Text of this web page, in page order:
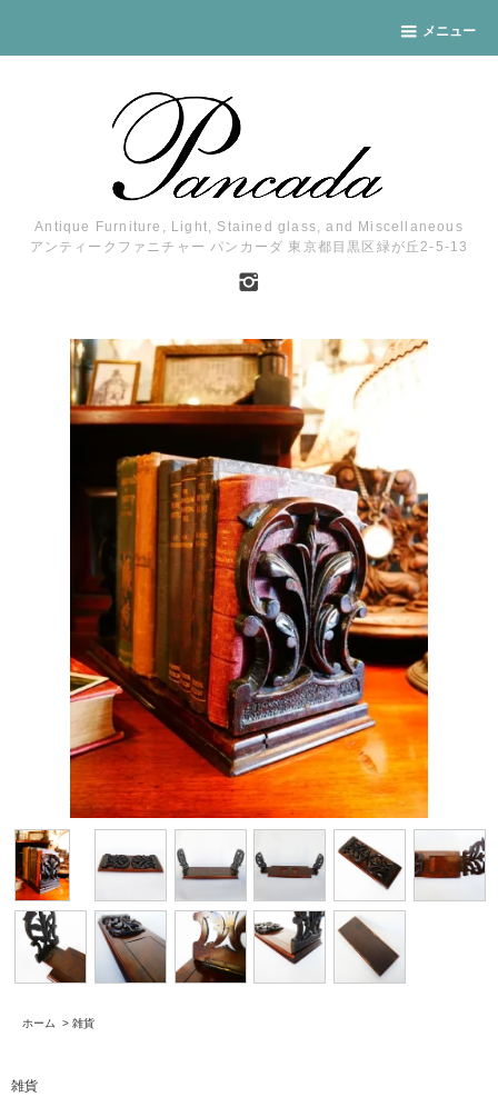
メニュー
Antique Furniture, Light, Stained glass, and Miscellaneous
アンティークファニチャー パンカーダ 東京都目黒区緑が丘2-5-13
ホーム > 雑貨
雑貨